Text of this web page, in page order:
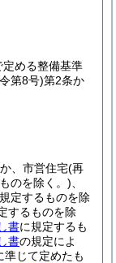
める整備基準
第8号)第2条か
、市営住宅(再
のを除く。)
定するものを除
するものを除
書に規定するも
書の規定によ
準じて定めたも